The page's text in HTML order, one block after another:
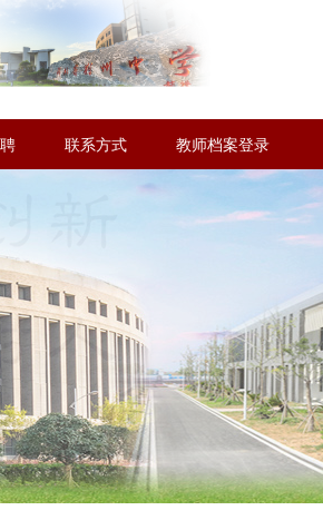
联系方式 教师档案登录